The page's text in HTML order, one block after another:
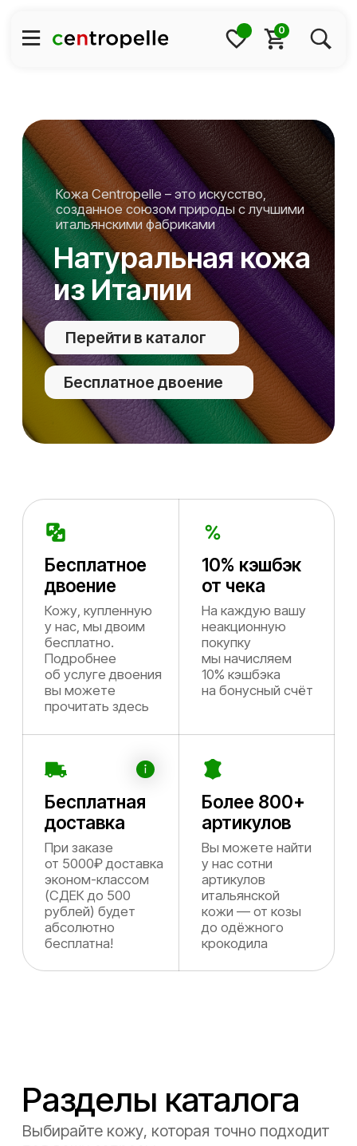
Кожа Centropelle – это искусство,
созданное союзом природы с лучшими
итальянскими фабриками
Бесплатное двоение
Перейти в каталог
Натуральная кожа
из Италии
Бесплатное
Кожу, купленную
у нас, мы двоим
прочитать здесь
10% кэшбэк
от чека
На каждую вашу
неакционную
Бесплатная
доставка
При заказе
от 5000₽ доставка
эконом-классом
(СДЕК до 500
рублей) будет
абсолютно
бесплатна!
Более 800+
артикулов
Вы можете найти
у нас сотни
кожи — от козы
до одёжного
крокодила
Разделы каталога
Выбирайте кожу, которая точно подходит
под ваши запросы
Кожа козы
Идеально на куртки и плащи
Кожа
Шкуры для